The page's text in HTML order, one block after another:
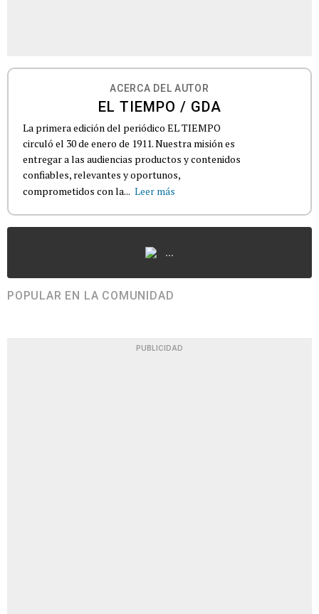
ACERCA DEL AUTOR
EL TIEMPO / GDA
La primera edición del periódico EL TIEMPO
circuló el 30 de enero de 1911. Nuestra misión es
entregar a las audiencias productos y contenidos
confiables, relevantes y oportunos,
comprometidos con la... Leer más
...
POPULAR EN LA COMUNIDAD
PUBLICIDAD